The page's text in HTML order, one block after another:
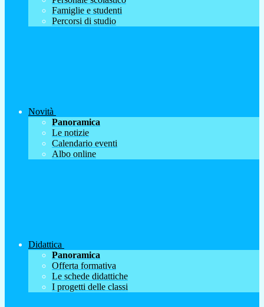
Famiglie e studenti
Percorsi di studio
Novità
Panoramica
Le notizie
Calendario eventi
Albo online
Didattica
Panoramica
Offerta formativa
Le schede didattiche
I progetti delle classi